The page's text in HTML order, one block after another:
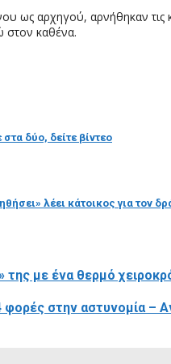
αρχηγού, αρνήθηκαν τις
στον καθένα.
δύο, δείτε βίντεο
λέει κάτοικος για τον
με ένα θερμό
στην αστυνομία –